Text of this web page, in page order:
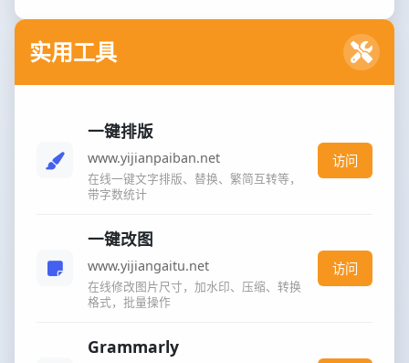
实用工具
一键排版
www.yijianpaiban.net
在线一键文字排版、替换、繁简互转等，
带字数统计
访问
一键改图
www.yijiangaitu.net
在线修改图片尺寸，加水印、压缩、转换
格式，批量操作
访问
Grammarly